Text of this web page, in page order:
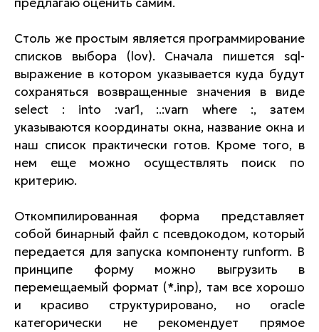
Столь же простым является программирование
списков выбора (lov). Сначала пишется sql-
выражение в котором указывается куда будут
сохраняться возвращенные значения в виде
select : into :var1, :.:varn where :, затем
указываются координаты окна, название окна и
наш список практически готов. Кроме того, в
нем еще можно осуществлять поиск по
критерию.
Откомпилированная форма представляет
собой бинарный файл с псевдокодом, который
передается для запуска компоненту runform. В
принципе форму можно выгрузить в
перемещаемый формат (*.inp), там все хорошо
и красиво структурировано, но oracle
категорически не рекомендует прямое